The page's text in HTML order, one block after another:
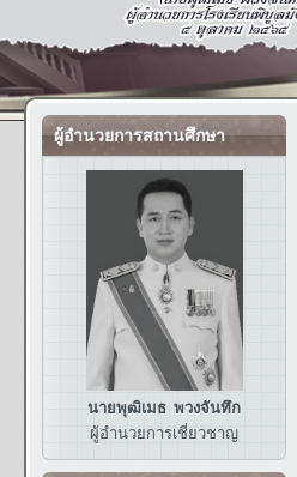
ผู้อำนวยการสถานศึกษา
นายพุฒิเมธ พวงจันทึก
ผู้อำนวยการเชี่ยวชาญ